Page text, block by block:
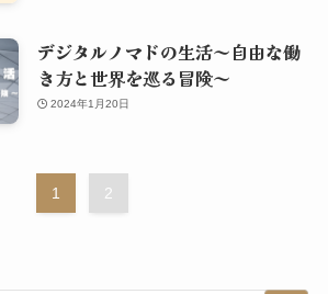
デジタルノマドの生活～自由な働
き方と世界を巡る冒険～
2024年1月20日
1 2